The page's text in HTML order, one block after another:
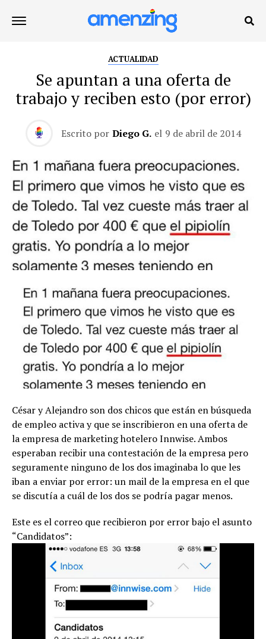
ACTUALIDAD
Se apuntan a una oferta de
trabajo y reciben esto (por error)
Escrito por Diego G. el 9 de abril de 2014
César y Alejandro son dos chicos que están en búsqueda
de empleo activa y que se inscribieron en una oferta de
la empresa de marketing hotelero Innwise. Ambos
esperaban recibir una contestación de la empresa pero
seguramente ninguno de los dos imaginaba lo que les
iban a enviar por error: un mail de la empresa en el que
se discutía a cuál de los dos se podría pagar menos.
Este es el correo que recibieron por error bajo el asunto
“Candidatos”: